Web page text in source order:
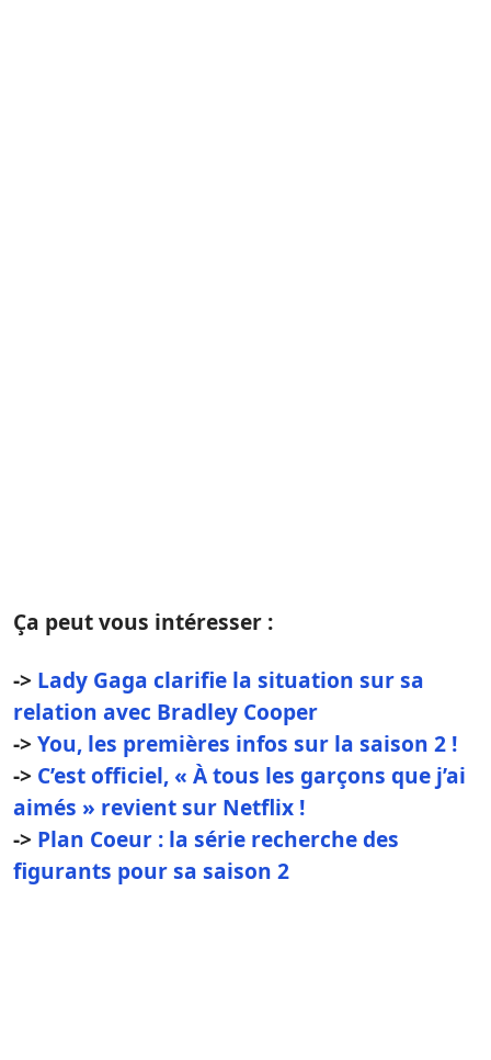
Ça peut vous intéresser :
-> Lady Gaga clarifie la situation sur sa
relation avec Bradley Cooper
->You, les premières infos sur la saison 2 !
-> C’est officiel, « À tous les garçons que j’ai
aimés » revient sur Netflix !
-> Plan Coeur : la série recherche des
figurants pour sa saison 2